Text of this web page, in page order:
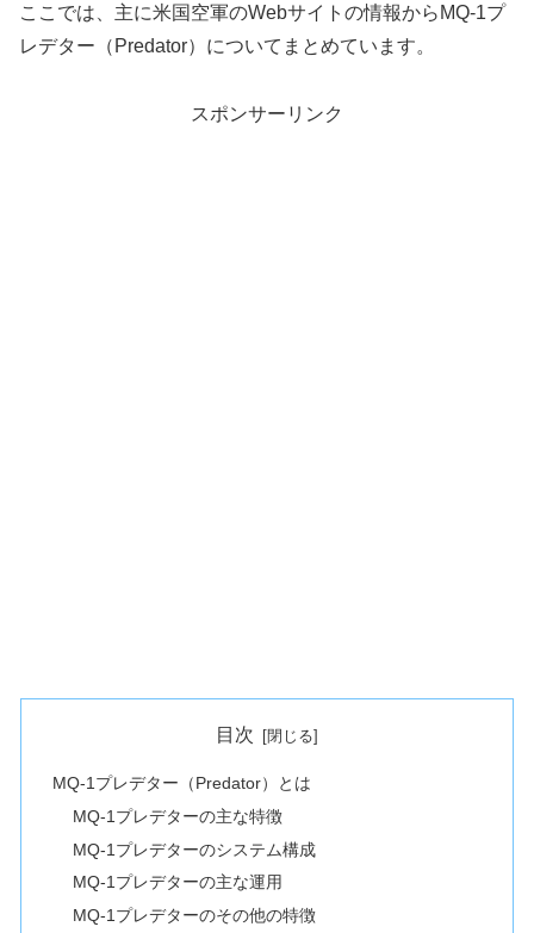
ここでは、主に米国空軍のWebサイトの情報からMQ-1プ
レデター（Predator）についてまとめています。
スポンサーリンク
目次
MQ-1プレデター（Predator）とは
MQ-1プレデターの主な特徴
MQ-1プレデターのシステム構成
MQ-1プレデターの主な運用
MQ-1プレデターのその他の特徴